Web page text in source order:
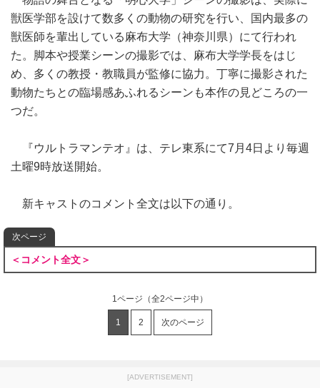
獣医学部を設けて数多くの動物の研究を行い、国内最多の
獣医師を輩出している麻布大学（神奈川県）にて行われ
た。脚本や授業シーンの撮影では、麻布大学学長をはじ
め、多くの教授・教職員が監修に協力。丁寧に撮影された
動物たちとの臨場感あふれるシーンも本作の見どころの一
つだ。
『ウルトラマンテオ』は、テレ東系にて7月4日より毎週
土曜9時放送開始。
新キャストのコメント全文は以下の通り。
次ページ
＜コメント全文＞
1ページ （全2ページ中）
1 2 次のページ
[ADVERTISEMENT]